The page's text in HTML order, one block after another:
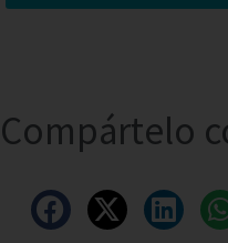
Compártelo